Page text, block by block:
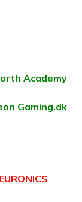
Academy
Gaming.dk